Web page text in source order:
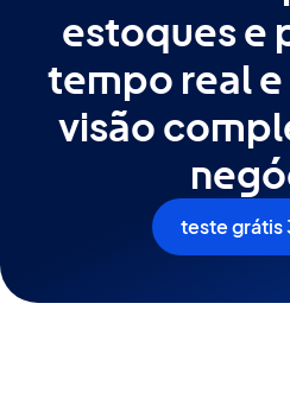
estoques e
tempo real e
visão
teste grátis